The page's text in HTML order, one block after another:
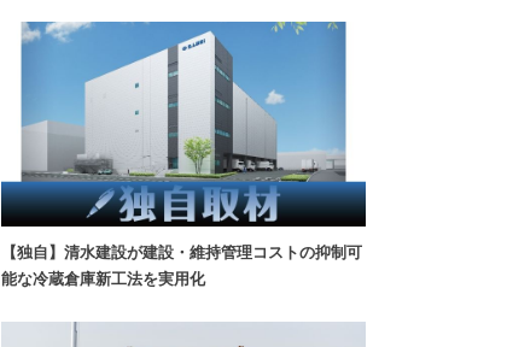
【独自】清水建設が建設・維持管理コストの抑制可
能な冷蔵倉庫新工法を実用化